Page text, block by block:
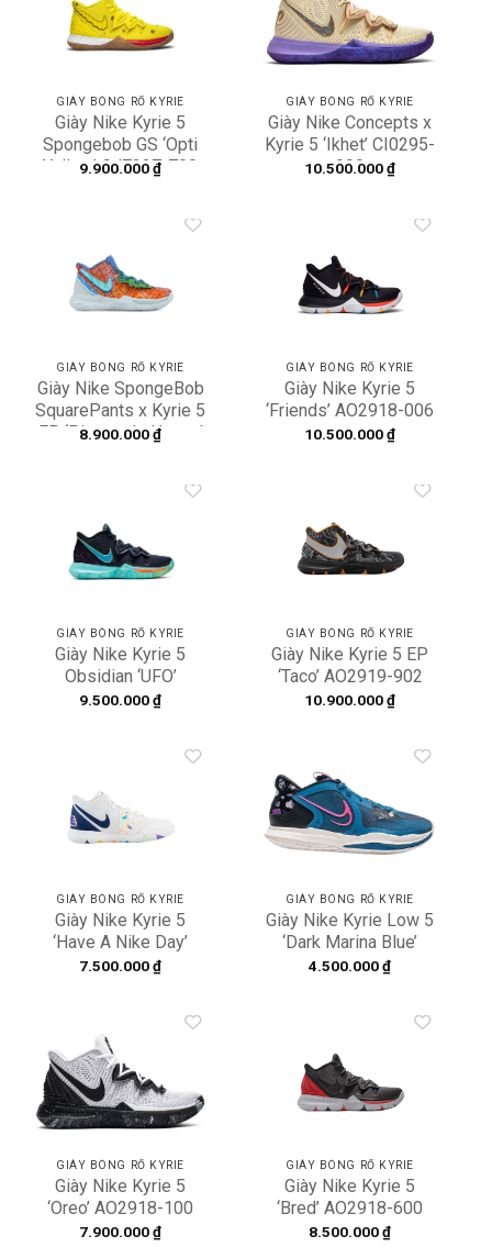
wishlist
GIÀY BÓNG RỔ KYRIE
Giày Nike Kyrie 5
Spongebob GS ‘Opti
Yellow’ CJ7227-700
9.900.000₫
wishlist
GIÀY BÓNG RỔ KYRIE
Giày Nike Concepts x
Kyrie 5 ‘Ikhet’ CI0295-
900
10.500.000₫
wishlist
GIÀY BÓNG RỔ KYRIE
Giày Nike SpongeBob
SquarePants x Kyrie 5
EP ‘Pineapple House’
8.900.000₫
wishlist
GIÀY BÓNG RỔ KYRIE
Giày Nike Kyrie 5
‘Friends’ AO2918-006
10.500.000₫
wishlist
GIÀY BÓNG RỔ KYRIE
Giày Nike Kyrie 5
Obsidian ‘UFO’
AO2918-400
9.500.000₫
wishlist
GIÀY BÓNG RỔ KYRIE
Giày Nike Kyrie 5 EP
‘Taco’ AO2919-902
10.900.000₫
GIÀY BÓNG RỔ KYRIE
Giày Nike Kyrie 5
‘Have A Nike Day’
AQ2456-101
7.500.000₫
Add to
wishlist
GIÀY BÓNG RỔ KYRIE
Giày Nike Kyrie Low 5
‘Dark Marina Blue’
DJ6012-400
4.500.000₫
wishlist
GIÀY BÓNG RỔ KYRIE
Giày Nike Kyrie 5
‘Oreo’ AO2918-100
7.900.000₫
wishlist
GIÀY BÓNG RỔ KYRIE
Giày Nike Kyrie 5
‘Bred’ AO2918-600
8.500.000₫